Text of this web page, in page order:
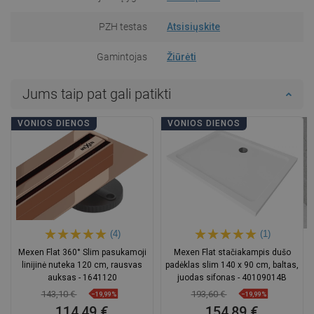
PZH testas Atsisiųskite
Gamintojas Žiūrėti
Jums taip pat gali patikti
VONIOS DIENOS
(4)
Mexen Flat 360° Slim pasukamoji
linijinė nuteka 120 cm, rausvas
auksas - 1641120
143,10 € −19,99%
VONIOS DIENOS
(1)
Mexen Flat stačiakampis dušo
padėklas slim 140 x 90 cm, baltas,
juodas sifonas - 40109014B
193,60 € −19,99%